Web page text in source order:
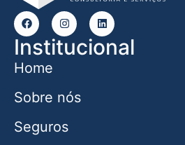
Institucional
Home
Sobre nós
Seguros